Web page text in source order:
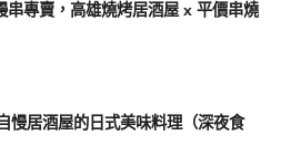
串專賣，高雄燒烤居酒屋 x 平價串燒
慢居酒屋的日式美味料理（深夜食